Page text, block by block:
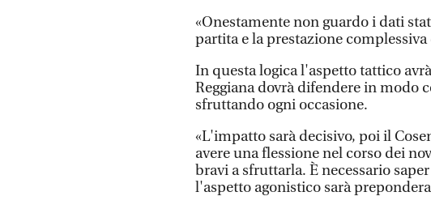
«Onestamente non guardo i dati
partita e la prestazione
In questa logica l'aspetto tattico
Reggiana dovrà difendere in modo
sfruttando ogni occasione.
«L'impatto sarà decisivo, poi il
avere una flessione nel corso dei
bravi a sfruttarla. È necessario
l'aspetto agonistico sarà